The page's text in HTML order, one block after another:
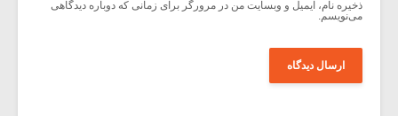
ذخیره نام، ایمیل و وبسایت من در مرورگر برای زمانی که دوباره دیدگاهی
می‌نویسم.